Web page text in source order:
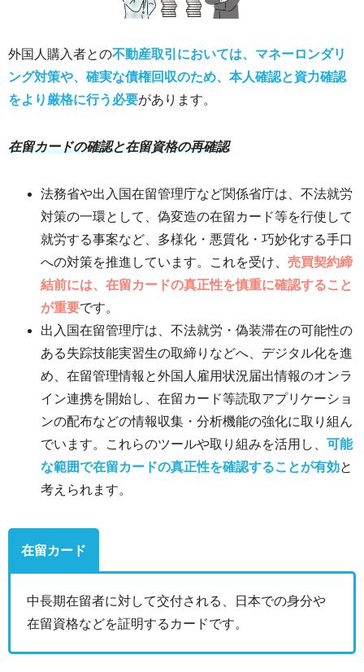
外国人購入者との不動産取引においては、マネーロンダリ
ング対策や、確実な債権回収のため、本人確認と資力確認
をより厳格に行う必要があります。
在留カードの確認と在留資格の再確認
法務省や出入国在留管理庁など関係省庁は、不法就労
対策の一環として、偽変造の在留カード等を行使して
就労する事案など、多様化・悪質化・巧妙化する手口
への対策を推進しています。これを受け、 売買契約締
結前には、在留カードの真正性を慎重に確認すること
が重要です。
出入国在留管理庁は、不法就労・偽装滞在の可能性の
ある失踪技能実習生の取締りなどへ、デジタル化を進
め、在留管理情報と外国人雇用状況届出情報のオンラ
イン連携を開始し、在留カード等読取アプリケーショ
ンの配布などの情報収集・分析機能の強化に取り組ん
でいます。これらのツールや取り組みを活用し、 可能
な範囲で在留カードの真正性を確認することが有効と
考えられます。
在留カード
中長期在留者に対して交付される、日本での身分や
在留資格などを証明するカードです。